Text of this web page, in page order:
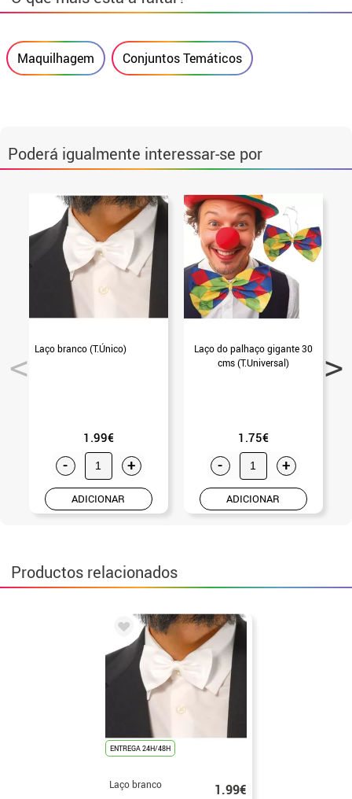
Maquilhagem Conjuntos Temáticos
Poderá igualmente interessar-se por
Laço branco (T.Único)
1.99€
- +
ADICIONAR
Laço do palhaço gigante 30
cms (T.Universal)
1.75€
- +
ADICIONAR
Productos relacionados
ENTREGA 24H/48H
Laço branco 1.99€